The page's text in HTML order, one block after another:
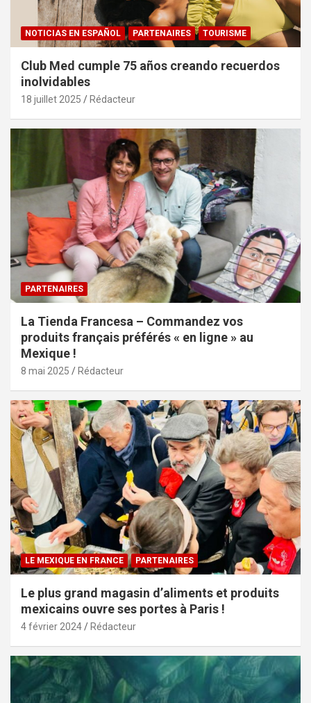
NOTICIAS EN ESPAÑOL PARTENAIRES TOURISME
Club Med cumple 75 años creando recuerdos
inolvidables
18 juillet 2025 Rédacteur
PARTENAIRES
La Tienda Francesa – Commandez vos
produits français préférés « en ligne » au
Mexique !
8 mai 2025 Rédacteur
LE MEXIQUE EN FRANCE PARTENAIRES
Le plus grand magasin d’aliments et produits
mexicains ouvre ses portes à Paris !
4 février 2024 Rédacteur